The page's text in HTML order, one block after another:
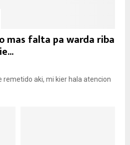
mas falta pa warda riba
remetido aki, mi kier hala atencion